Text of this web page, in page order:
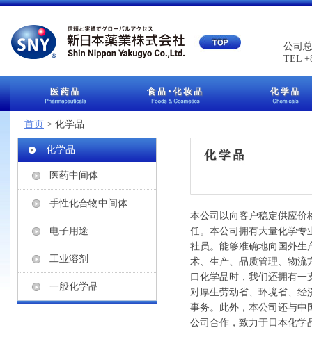
公司
TEL
首页 > 化学品
化学品
医药中间体
手性化合物中间体
电子用途
工业溶剂
一般化学品
本公司以向客户稳定供应价
任。本公司拥有大量化学专
社员。能够准确地向国外生
术、生产、品质管理、物流
口化学品时，我们还拥有
对厚生劳动省、环境省、经
事务。此外，本公司还与中
公司合作，致力于日本化学